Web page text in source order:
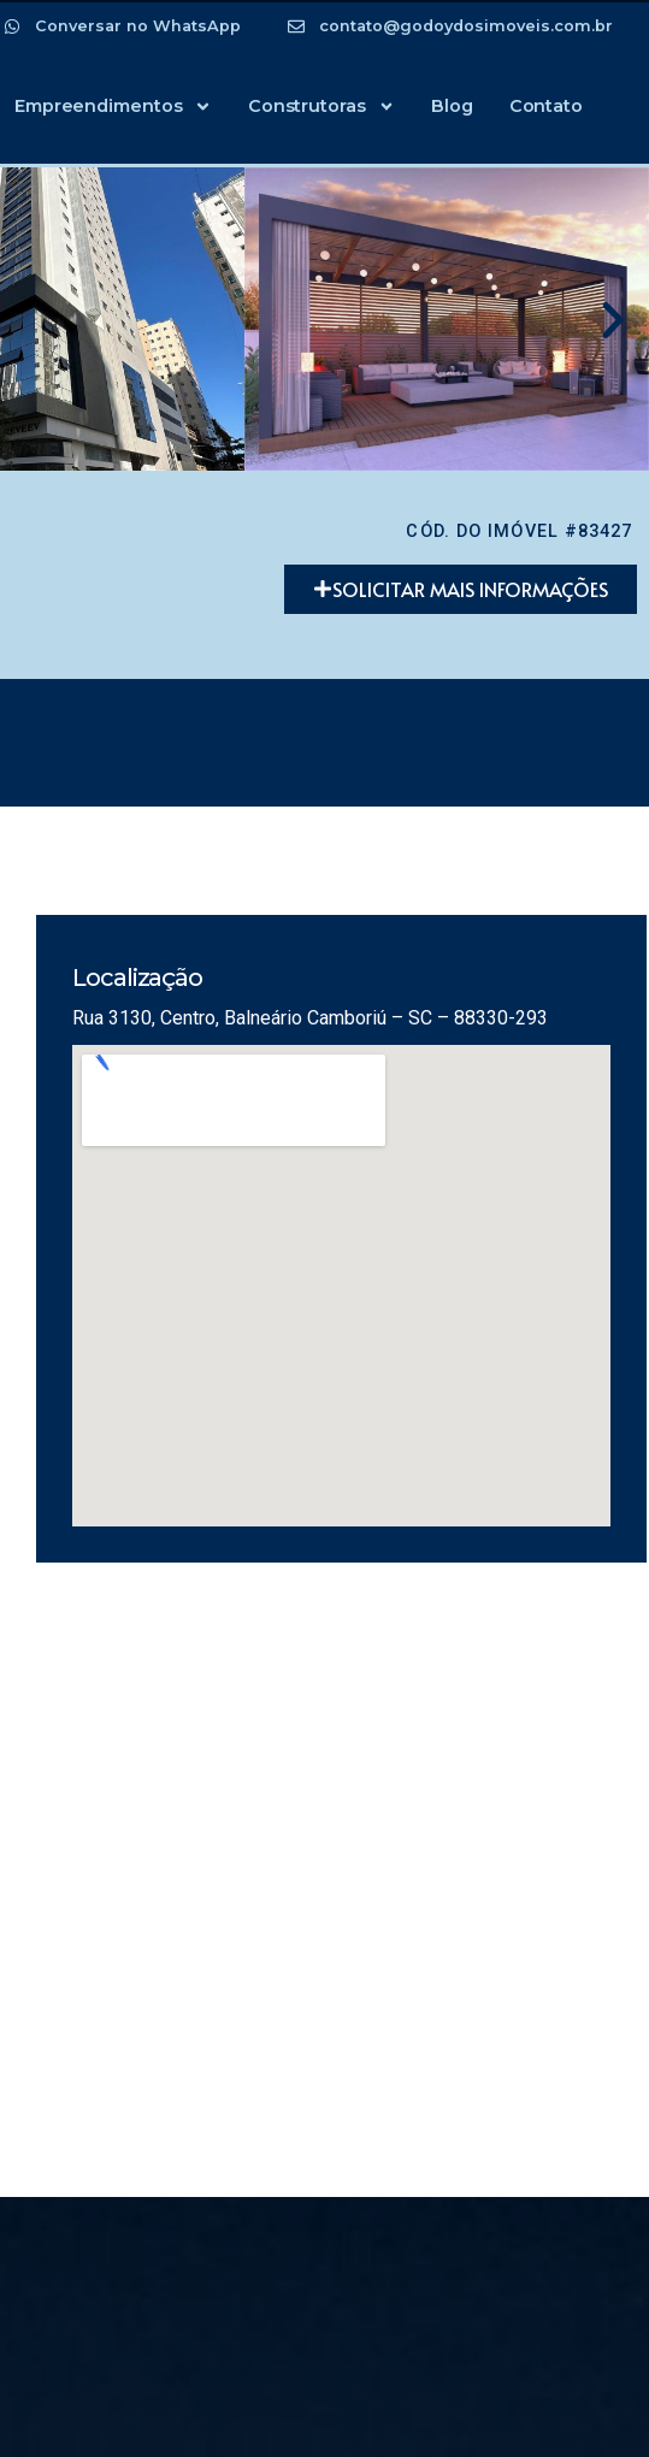
Conversar no WhatsApp contato@godoydosimoveis.com.br
Empreendimentos Construtoras Blog Contato
CÓD. DO IMÓVEL #83427
SOLICITAR MAIS INFORMAÇÕES
Localização
Rua 3130, Centro, Balneário Camboriú – SC – 88330-293